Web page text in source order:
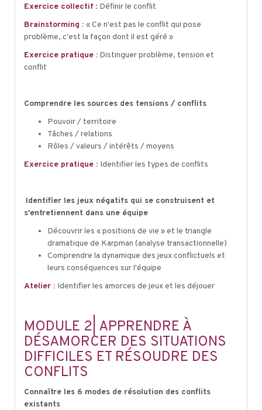
Exercice collectif : Définir le conflit
Brainstorming : « Ce n'est pas le conflit qui pose
problème, c'est la façon dont il est géré »
Exercice pratique : Distinguer problème, tension et
conflit
Comprendre les sources des tensions / conflits
Pouvoir / territoire
Tâches / relations
Rôles / valeurs / intérêts / moyens
Exercice pratique : Identifier les types de conflits
Identifier les jeux négatifs qui se construisent et
s'entretiennent dans une équipe
Découvrir les « positions de vie » et le triangle
dramatique de Karpman (analyse transactionnelle)
Comprendre la dynamique des jeux conflictuels et
leurs conséquences sur l'équipe
Atelier : Identifier les amorces de jeux et les déjouer
MODULE 2| APPRENDRE À
DÉSAMORCER DES SITUATIONS
DIFFICILES ET RÉSOUDRE DES
CONFLITS
Connaître les 6 modes de résolution des conflits
existants